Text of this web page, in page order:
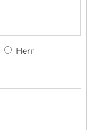
Herr